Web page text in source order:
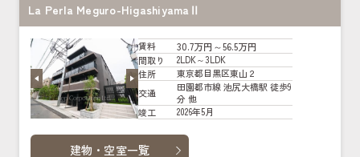
La Perla Meguro-HigashiyamaⅡ
賃料 30.7万円～56.5万円
間取り
2LDK～3LDK
住所
東京都目黒区東山２
交通
田園都市線 池尻大橋駅 徒歩9
分 他
竣工
2026年5月
建物・空室一覧